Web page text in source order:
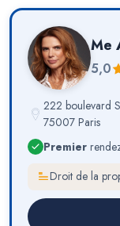
Me
5,0
222 boulevard
75007 Paris
Premier